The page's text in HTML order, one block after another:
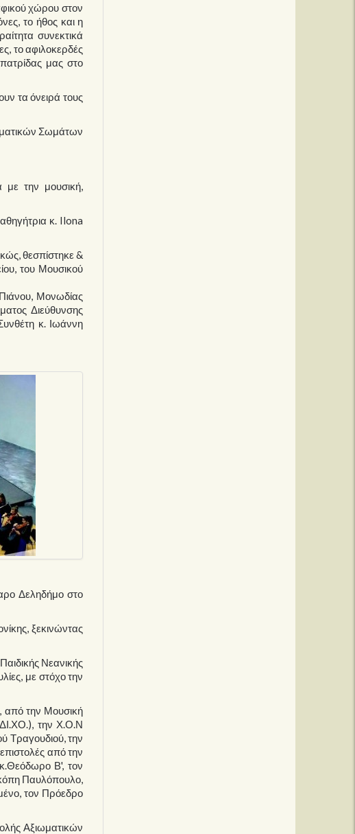
χώρου στον
το ήθος και η
συνεκτικά
το αφιλοκερδές
μας στο
τα όνειρά τους
Σωμάτων
με την μουσική,
κ. Ilona
θεσπίστηκε &
του Μουσικού
Μονωδίας
Διεύθυνσης
κ. Ιωάννη
Δεληδήμο στο
ξεκινώντας
Νεανικής
με στόχο την
από την Μουσική
την Χ.Ο.Ν
Τραγουδιού, την
από την
Β', τον
Παυλόπουλο,
τον Πρόεδρο
Αξιωματικών